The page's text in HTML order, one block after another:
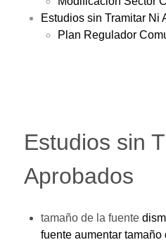
Estudios sin Tramitar Ni
Plan Regulador
Estudios sin
Aprobados
tamaño de la fuente
fuente aumentar tamaño